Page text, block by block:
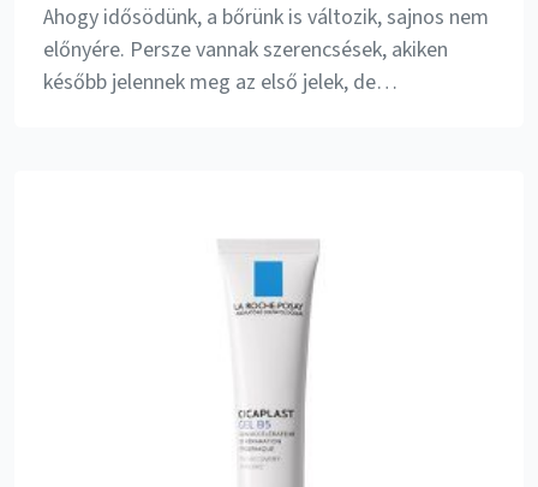
Ahogy idősödünk, a bőrünk is változik, sajnos nem
előnyére. Persze vannak szerencsések, akiken
később jelennek meg az első jelek, de…